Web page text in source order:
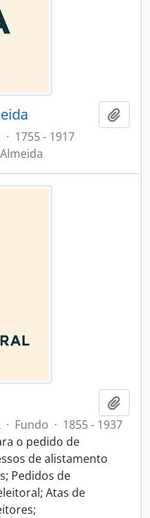
· 1755 - 1917
· Fundo · 1855 - 1937
o pedido de
de alistamento
Pedidos de
Atas de